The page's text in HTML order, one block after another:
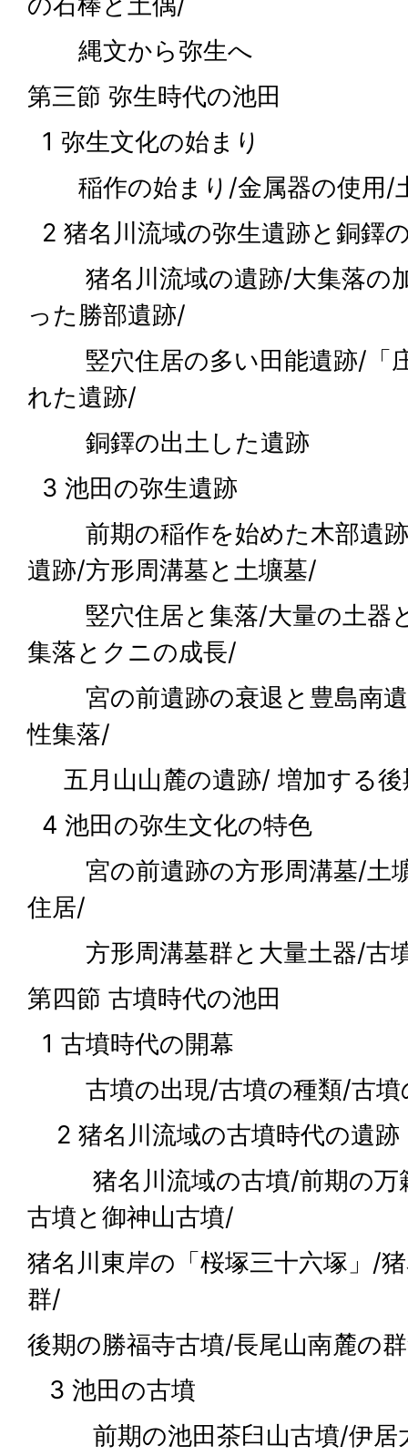
縄文から弥生へ
第三節 弥生時代の池田
1 弥生文化の始まり
稲作の始まり/金属器の使用/
2 猪名川流域の弥生遺跡と銅鐸
猪名川流域の遺跡/大集落の
った勝部遺跡/
竪穴住居の多い田能遺跡/「
れた遺跡/
銅鐸の出土した遺跡
3 池田の弥生遺跡
前期の稲作を始めた木部遺跡
遺跡/方形周溝墓と土壙墓/
竪穴住居と集落/大量の土器
集落とクニの成長/
宮の前遺跡の衰退と豊島南遺
性集落/
五月山山麓の遺跡/ 増加する後
4 池田の弥生文化の特色
宮の前遺跡の方形周溝墓/土
住居/
方形周溝墓群と大量土器/古
第四節 古墳時代の池田
1 古墳時代の開幕
古墳の出現/古墳の種類/古墳
2 猪名川流域の古墳時代の遺跡
猪名川流域の古墳/前期の万
古墳と御神山古墳/
猪名川東岸の「桜塚三十六塚」/
群/
後期の勝福寺古墳/長尾山南麓の
3 池田の古墳
前期の池田茶臼山古墳/伊居